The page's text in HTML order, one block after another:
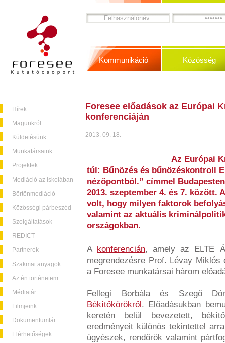
Hírek
Magunkról
Küldetésünk
Munkatársaink
Projektek
Mediáció az iskolában
Börtönmediáció
Közösségi párbeszéd
Szolgáltatások
REDICT
Partnerek
Szakmai anyagok
Az én történetem
Médiatár
Filmjeink
Dokumentumtár
Elérhetőségek
Kommunikáció Közösség
Foresee előadások az Európai
konferenciáján
2013. 09. 18.
Az Európai
túl: Bűnözés és bűnözéskontroll
nézőpontból.” címmel
2013. szeptember 4. és 7. között.
volt, hogy milyen faktorok
valamint az aktuális
országokban.
A konferencián, amely az ELTE
megrendezésre Prof. Lévay
a Foresee munkatársai három
Fellegi Borbála és Szegő
Békítőkörökről. Előadásukban
keretén belül bevezetett,
eredményeit különös tekintettel
ügyészek, rendőrök valamint